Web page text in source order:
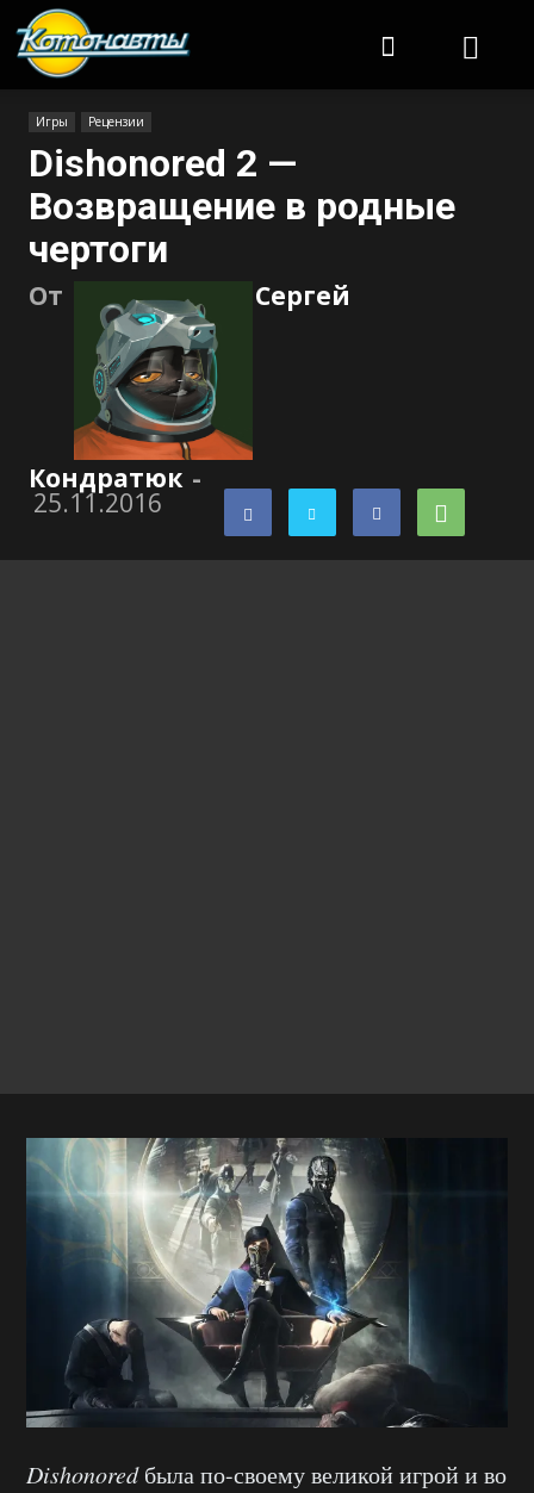
Игры Рецензии
Dishonored 2 —
Возвращение в родные
чертоги
От Сергей
Кондратюк -
25.11.2016
Dishonoredбыла по-своему великой игрой и во